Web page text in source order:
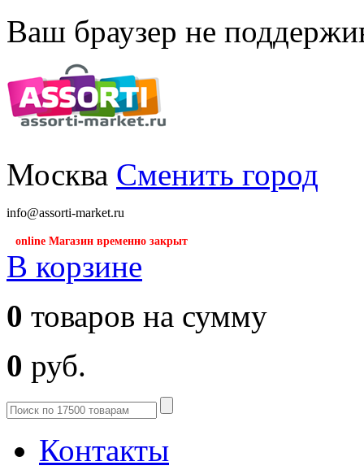
Ваш браузер не
Москва Сменить город
info@assorti-market.ru
online Магазин временно закрыт
В корзине
0 товаров на сумму
0 руб.
Контакты